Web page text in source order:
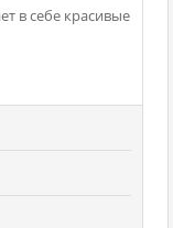
в себе красивые